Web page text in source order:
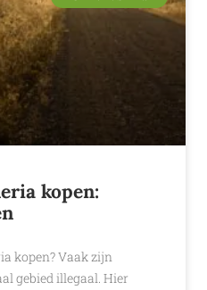
kopen:
kopen? Vaak zijn
gebied illegaal. Hier